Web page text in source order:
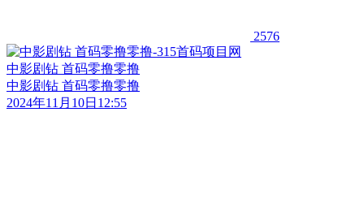
2576
中影剧钻 首码零撸零撸
中影剧钻 首码零撸零撸
2024年11月10日12:55